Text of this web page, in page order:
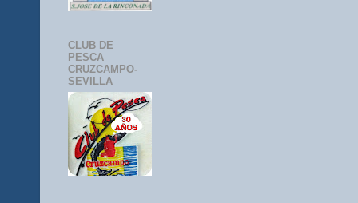
CLUB DE
PESCA
CRUZCAMPO-
SEVILLA